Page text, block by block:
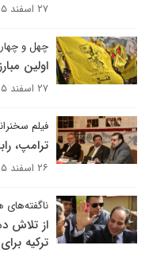
۲۷ اسفند ۱۳۹۵
چهل و
اولین
۲۷ اسفند ۱۳۹۵
فیلم
ترامپ،
۲۶ اسفند ۱۳۹۵
ناگفته‌های
از تلاش
ترکیه